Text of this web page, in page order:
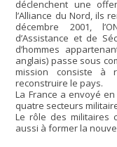
déclenchent une
l’Alliance du Nord, ils
décembre 2001,
d’Assistance et de
d’hommes
anglais) passe sous
mission consiste à
reconstruire le pays.
La France a envoyé
quatre secteurs
Le rôle des militaires
aussi à former la